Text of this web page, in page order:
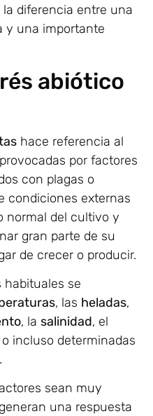
diferencia entre una
y una importante
abiótico
hace referencia al
por factores
con plagas o
condiciones externas
normal del cultivo y
gran parte de su
de crecer o producir.
habituales se
, las heladas,
, la salinidad, el
incluso determinadas
sean muy
una respuesta